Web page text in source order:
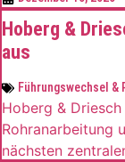
Hoberg &
aus
Führungswechsel &
Hoberg &
Rohranarbeitung
nächsten